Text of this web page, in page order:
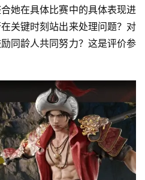
她在具体比赛中的具体表现进
关键时刻站出来处理问题？对
同龄人共同努力？这是评价参